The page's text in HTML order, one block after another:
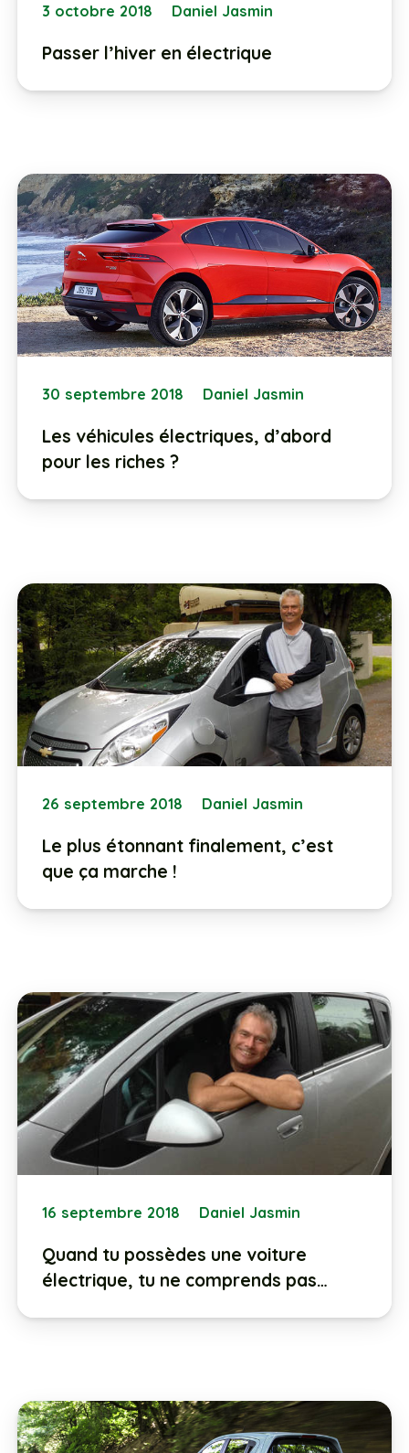
3 octobre 2018 Daniel Jasmin
Passer l’hiver en électrique
30 septembre 2018 Daniel Jasmin
Les véhicules électriques, d’abord
pour les riches ?
26 septembre 2018 Daniel Jasmin
Le plus étonnant finalement, c’est
que ça marche !
16 septembre 2018 Daniel Jasmin
Quand tu possèdes une voiture
électrique, tu ne comprends pas…